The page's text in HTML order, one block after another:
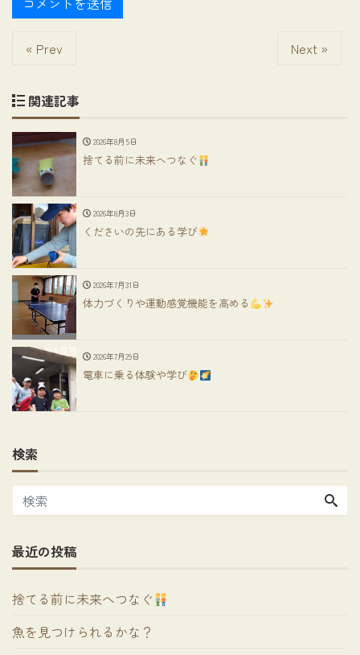
« Prev Next »
関連記事
2026年8月5日
捨てる前に未来へつなぐ
2026年8月3日
くださいの先にある学び
2026年7月31日
体力づくりや運動感覚機能を高める
2026年7月29日
電車に乗る体験や学び
検索
最近の投稿
捨てる前に未来へつなぐ
魚を見つけられるかな？